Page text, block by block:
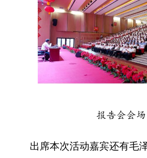
报告会会场
出席本次活动嘉宾还有毛